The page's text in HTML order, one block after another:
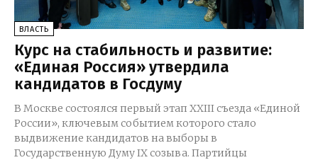
ВЛАСТЬ
Курс на стабильность и развитие:
«Единая Россия» утвердила
кандидатов в Госдуму
В Москве состоялся первый этап XXIII съезда «Единой
России», ключевым событием которого стало
выдвижение кандидатов на выборы в
Государственную Думу IX созыва. Партийцы